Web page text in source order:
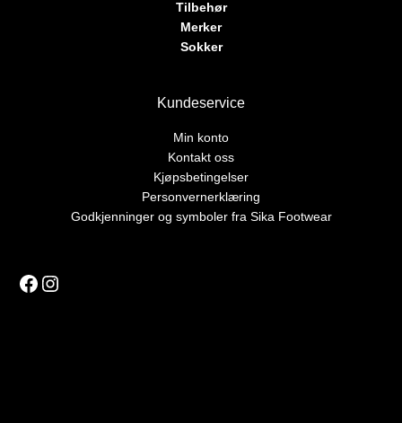
Tilbehør
Merker
Sokker
Kundeservice
Min konto
Kontakt oss
Kjøpsbetingelser
Personvernerklæring
Godkjenninger og symboler fra Sika Footwear
Facebook
Instagram